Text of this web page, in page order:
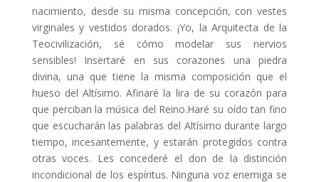
nacimiento, desde su misma concepción, con vestes
virginales y vestidos dorados. ¡Yo, la Arquitecta de la
Teocivilización, sé cómo modelar sus nervios
sensibles! Insertaré en sus corazones una piedra
divina, una que tiene la misma composición que el
hueso del Altísimo. Afinaré la lira de su corazón para
que perciban la música del Reino.Haré su oído tan fino
que escucharán las palabras del Altísimo durante largo
tiempo, incesantemente, y estarán protegidos contra
otras voces. Les concederé el don de la distinción
incondicional de los espíritus. Ninguna voz enemiga se